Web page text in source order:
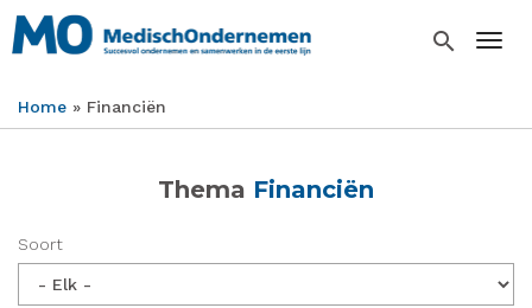
Overslaan
en
inhoud
search
Home Financiën
Thema Financiën
Soort